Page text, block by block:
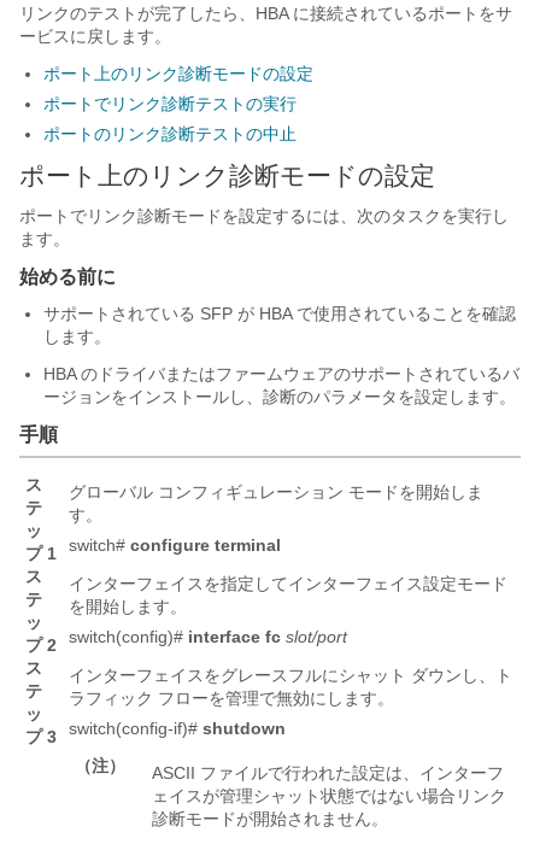
リンクのテストが完了したら、HBA に接続されているポートをサ
ービスに戻します。
ポート上のリンク診断モードの設定
ポートでリンク診断テストの実行
ポートのリンク診断テストの中止
ポート上のリンク診断モードの設定
ポートでリンク診断モードを設定するには、次のタスクを実行し
ます。
始める前に
サポートされている SFP が HBA で使用されていることを確認
します。
HBA のドライバまたはファームウェアのサポートされているバ
ージョンをインストールし、診断のパラメータを設定します。
手順
ス
テ
ッ
プ 1
グローバル コンフィギュレーション モードを開始しま
す。
switch# configure terminal
ス
テ
ッ
プ 2
インターフェイスを指定してインターフェイス設定モード
を開始します。
switch(config)# interface fc slot/port
ス
テ
ッ
プ 3
インターフェイスをグレースフルにシャット ダウンし、ト
ラフィック フローを管理で無効にします。
switch(config-if)# shutdown
（注）
ASCII ファイルで行われた設定は、インターフ
ェイスが管理シャット状態ではない場合リンク
診断モードが開始されません。